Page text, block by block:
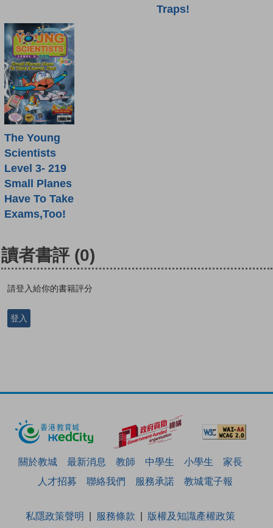
Traps!
The Young
Scientists
Level 3- 219
Small Planes
Have To Take
Exams,Too!
讀者書評 (0)
請登入給你的書籍評分
登入
關於教城 最新消息 教師 中學生 小學生
家長
人才招募
聯絡我們 服務承諾 教城電子報
私隱政策聲明 服務條款
版權及知識產權政策